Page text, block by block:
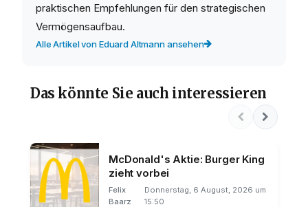
praktischen Empfehlungen für den strategischen
Vermögensaufbau.
Alle Artikel von Eduard Altmann ansehen
Das könnte Sie auch interessieren
McDonald's Aktie: Burger King
zieht vorbei
Felix
Baarz
Donnerstag, 6 August, 2026 um
15:50